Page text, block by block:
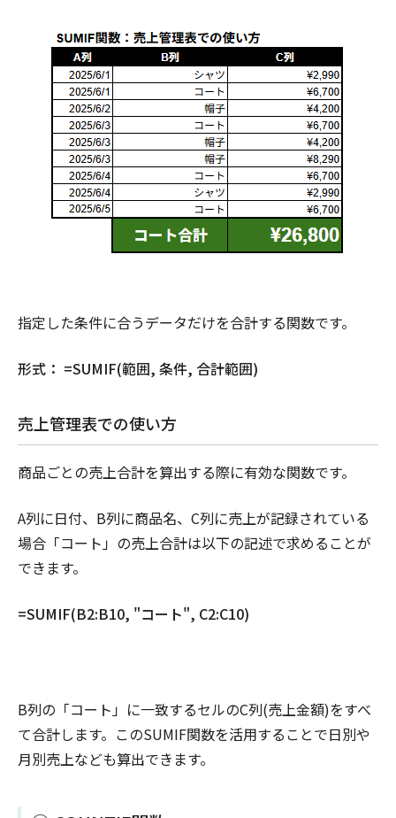
指定した条件に合うデータだけを合計する関数です。
形式： =SUMIF(範囲, 条件, 合計範囲)
売上管理表での使い方
商品ごとの売上合計を算出する際に有効な関数です。
A列に日付、B列に商品名、C列に売上が記録されている
場合「コート」の売上合計は以下の記述で求めることが
できます。
=SUMIF(B2:B10, "コート", C2:C10)
B列の「コート」に一致するセルのC列(売上金額)をすべ
て合計します。このSUMIF関数を活用することで日別や
月別売上なども算出できます。